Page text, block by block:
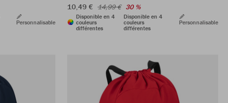
Personnalisable
10,49 € 14,99 € 30 %
Disponible en 4
couleurs
différentes
Disponible en 4
couleurs
différentes
Personnalisable